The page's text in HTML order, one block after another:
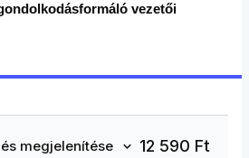
vezetői
megjelenítése 12 590 Ft